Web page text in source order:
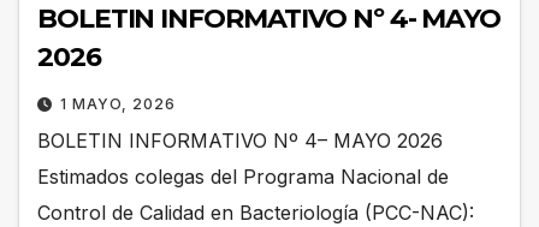
BOLETIN INFORMATIVO Nº 4- MAYO
2026
1 MAYO, 2026
BOLETIN INFORMATIVO Nº 4– MAYO 2026
Estimados colegas del Programa Nacional de
Control de Calidad en Bacteriología (PCC-NAC):